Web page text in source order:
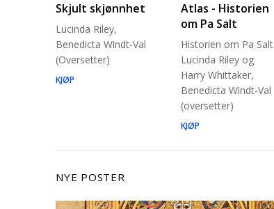
Skjult skjønnhet
Lucinda Riley,
Benedicta Windt-Val
(Oversetter)
KJØP
Atlas - Historien
om Pa Salt
Historien om Pa Salt
Lucinda Riley og
Harry Whittaker,
Benedicta Windt-Val
(oversetter)
KJØP
NYE POSTER